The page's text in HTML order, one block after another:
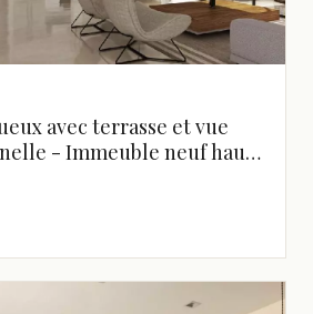
avec terrasse et vue
- Immeuble neuf haut